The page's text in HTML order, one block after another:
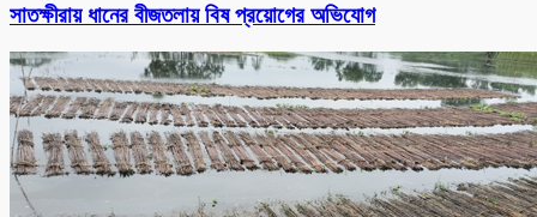
সাতক্ষীরায় ধানের বীজতলায় বিষ প্রয়োগের অভিযোগ